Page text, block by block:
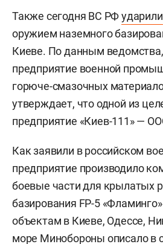
Также сегодня ВС РФударили
оружием наземного
Киеве. По данным
предприятие военной
горюче-смазочных
утверждает, что одной из
предприятие «Киев-111» —
Как заявили в российском
предприятие производило
боевые части для крылатых
базирования FP-5
объектам в Киеве, Одессе,
море Минобороны описало в